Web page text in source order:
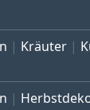
Kräuter